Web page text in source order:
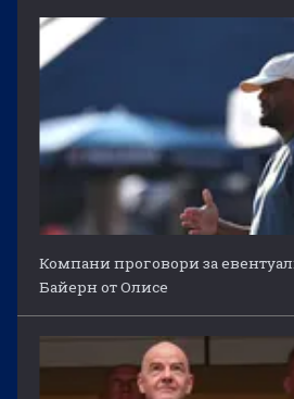
Компани проговори за
Байерн от Олисе